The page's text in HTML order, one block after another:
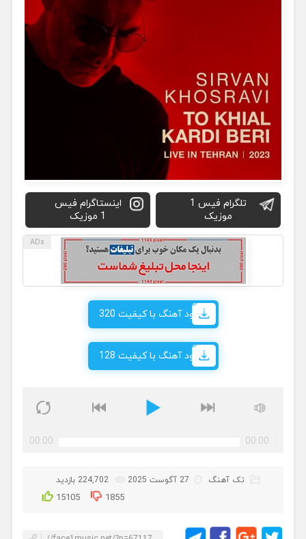
تلگرام فیس 1
موزیک
اینستاگرام فیس
1 موزیک
دانلود آهنگ با کیفیت 320
دانلود آهنگ با کیفیت 128
00:00
00:00
تک آهنگ 27 آگوست 2025 224,702 بازدید
15105 1855